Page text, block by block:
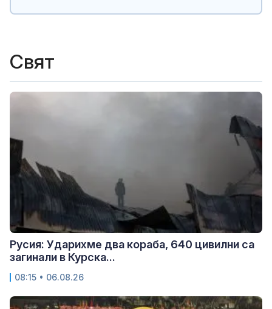
Свят
Русия: Ударихме два кораба, 640 цивилни са
загинали в Курска...
08:15 • 06.08.26